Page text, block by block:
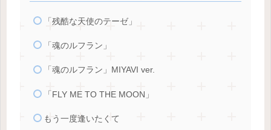
「残酷な天使のテーゼ」
「魂のルフラン」
「魂のルフラン」MIYAVI ver.
「FLY ME TO THE MOON」
もう一度逢いたくて